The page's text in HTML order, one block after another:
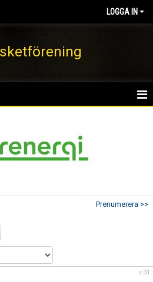
LOGGA IN
Prenumerera >>
v.31